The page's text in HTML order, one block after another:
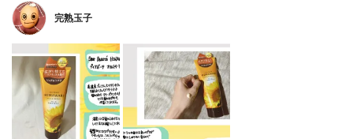
完熟玉子